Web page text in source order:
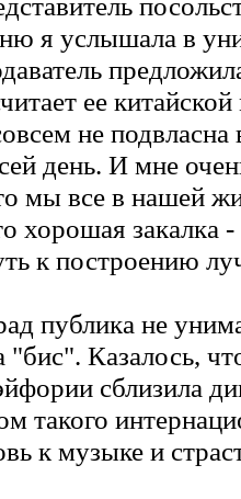
я услышала в
ее
не
день. И мне
мы все в нашей
хорошая закалка
к построению
публика не
"бис". Казалось,
сблизила
такого
к музыке и